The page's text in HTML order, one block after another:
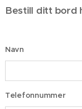
Bestill ditt bord
Navn
Telefonnummer